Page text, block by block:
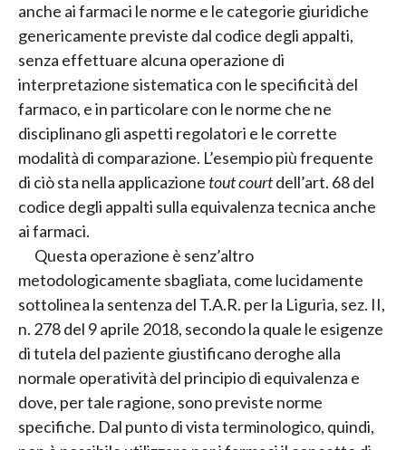
anche ai farmaci le norme e le categorie giuridiche
genericamente previste dal codice degli appalti,
senza effettuare alcuna operazione di
interpretazione sistematica con le specificità del
farmaco, e in particolare con le norme che ne
disciplinano gli aspetti regolatori e le corrette
modalità di comparazione. L’esempio più frequente
di ciò sta nella applicazione tout courtdell’art. 68 del
codice degli appalti sulla equivalenza tecnica anche
ai farmaci.
Questa operazione è senz’altro
metodologicamente sbagliata, come lucidamente
sottolinea la sentenza del T.A.R. per la Liguria, sez. II,
n. 278 del 9 aprile 2018, secondo la quale le esigenze
di tutela del paziente giustificano deroghe alla
normale operatività del principio di equivalenza e
dove, per tale ragione, sono previste norme
specifiche. Dal punto di vista terminologico, quindi,